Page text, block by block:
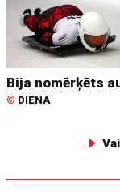
Bija nomērķēts
© DIENA